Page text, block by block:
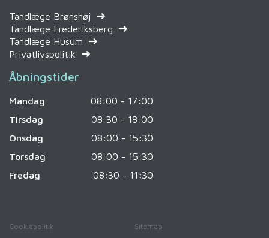
Tandlæge Brønshøj
Tandlæge Frederiksberg
Tandlæge Husum
Privatlivspolitik
Åbningstider
Mandag
08:00 - 17:00
Tirsdag
08:30 - 18:00
Onsdag
08:00 - 15:30
Torsdag
08:00 - 15:30
Fredag
08:30 - 11:30
Cookiepolitik Sitemap